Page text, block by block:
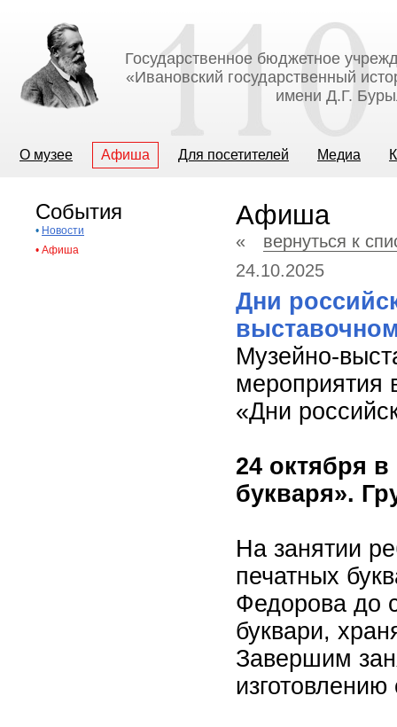
Государственное бюджетное
«Ивановский государственный
имени Д.Г.
О музее Афиша Для посетителей Медиа
События
• Новости
• Афиша
Афиша
« вернуться к
24.10.2025
Дни
Музейно-
мероприятия
«Дни
24 октября
букваря».
На занятии
печатных
Федорова до
буквари,
Завершим